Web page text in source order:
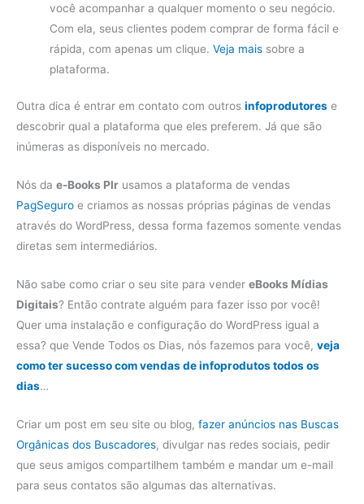
você acompanhar a qualquer momento o seu negócio.
Com ela, seus clientes podem comprar de forma fácil e
rápida, com apenas um clique.Veja mais sobre a
plataforma.
Outra dica é entrar em contato com outros infoprodutores e
descobrir qual a plataforma que eles preferem. Já que são
inúmeras as disponíveis no mercado.
Nós da e-Books Plr usamos a plataforma de vendas
PagSeguro e criamos as nossas próprias páginas de vendas
através do WordPress, dessa forma fazemos somente vendas
diretas sem intermediários.
Não sabe como criar o seu site para vender eBooks Mídias
Digitais? Então contrate alguém para fazer isso por você!
Quer uma instalação e configuração do WordPress igual a
essa? que Vende Todos os Dias, nós fazemos para você, veja
como ter sucesso com vendas de infoprodutos todos os
dias…
Criar um post em seu site ou blog, fazer anúncios nas Buscas
Orgânicas dos Buscadores, divulgar nas redes sociais, pedir
que seus amigos compartilhem também e mandar um e-mail
para seus contatos são algumas das alternativas.